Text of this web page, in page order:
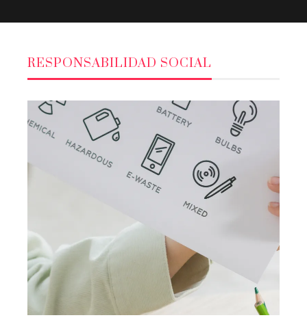
RESPONSABILIDAD SOCIAL